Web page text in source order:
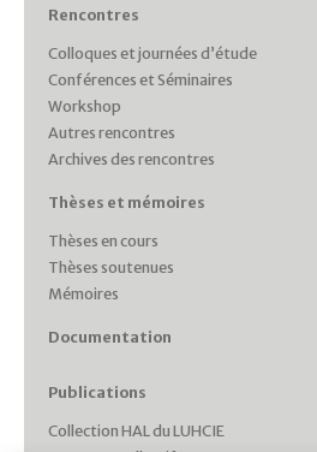
Rencontres
Colloques et journées d’étude
Conférences et Séminaires
Workshop
Autres rencontres
Archives des rencontres
Thèses et mémoires
Thèses en cours
Thèses soutenues
Mémoires
Documentation
Publications
Collection HAL du LUHCIE